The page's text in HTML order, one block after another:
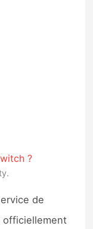
de
officiellement